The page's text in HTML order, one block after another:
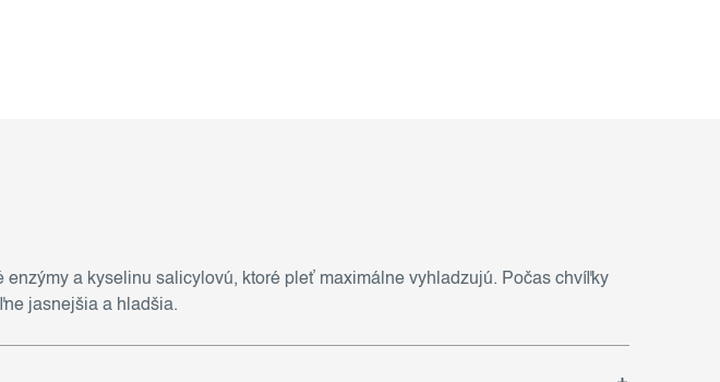
a kyselinu salicylovú, ktoré pleť maximálne vyhladzujú. Počas chvíľky
jasnejšia a hladšia.